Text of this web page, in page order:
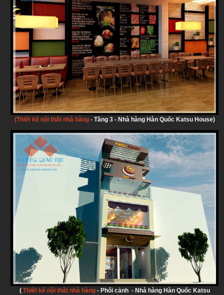
(Thiết kế nội thất nhà hàng-Tầng 3 - Nhà hàng Hàn Quốc Katsu House)
( Thiết kế nội thất nhà hàng-Phối cảnh - Nhà hàng Hàn Quốc Katsu